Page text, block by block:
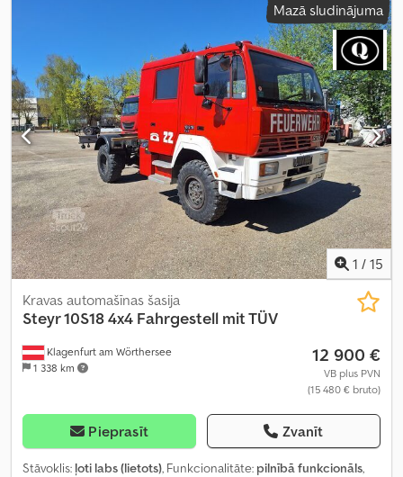
Mazā sludinājuma
1 / 15
Klagenfurt am Wörthersee
1 338 km
Kravas automašīnas šasija
Steyr 10S18 4x4 Fahrgestell mit TÜV
12 900 €
VB plus PVN
(15 480 € bruto)
Pieprasīt Zvanīt
Stāvoklis: ļoti labs (lietots), Funkcionalitāte: pilnībā funkcionāls,